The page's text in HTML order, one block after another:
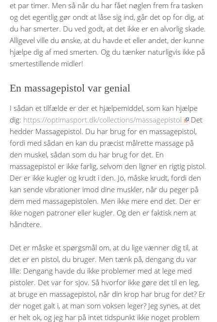
et par timer. Men så når du har fået nøglen frem fra tasken
og det egentlig gør ondt at låse sig ind, går det op for dig, at
du har smerter. Du ved godt, at det ikke er en alvorlig skade.
Alligevel ville du ønske, at du havde et eller andet, der kunne
hjælpe dig af med smerten. Og du tænker naturligvis ikke på
smertestillende midler!
En massagepistol var genial
I sådan et tilfælde er der et hjælpemiddel, som kan hjælpe
dig: https://optimasport.dk/collections/massagepistol
Det
hedder Massagepistol. Du har brug for en massagepistol,
fordi med sådan en kan du præcist målrette massage på
den muskel, sådan som du har brug for det. En
massagepistol er ikke farlig, selvom den ligner en rigtig pistol.
Der er ikke kugler og krudt i den. Jo, måske krudt, fordi den
kan sende vibrationer imod dine muskler, når du peger på
dem med massagepistolen. Men ikke mere end det. Der er
ikke nogen patroner eller kugler. Og den er faktisk nem at
håndtere.
Det er måske et spørgsmål om, at du lige vænner dig til, at
det er en pistol, du bruger. Men tænk på, dengang du var
lille: Dengang havde du ikke problemer med at lege med
pistoler. Det var for sjov. Så hvorfor ikke gøre det til en leg,
at bruge en massagepistol, når din krop har brug for det? Er
der noget galt i, at man som voksen leger? Jeg synes, at det
er helt ok, og jeg har på intet tidspunkt ikke noget problem